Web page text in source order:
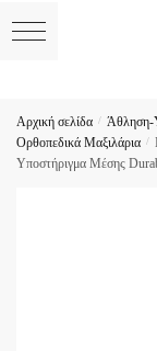
Αρχική σελίδα / Άθληση-
Ορθοπεδικά Μαξιλάρια /
Υποστήριγμα Μέσης